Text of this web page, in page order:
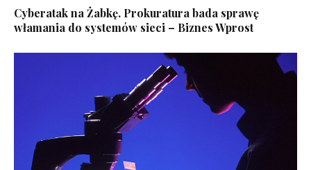
Cyberatak na Żabkę. Prokuratura bada sprawę
włamania do systemów sieci – Biznes Wprost